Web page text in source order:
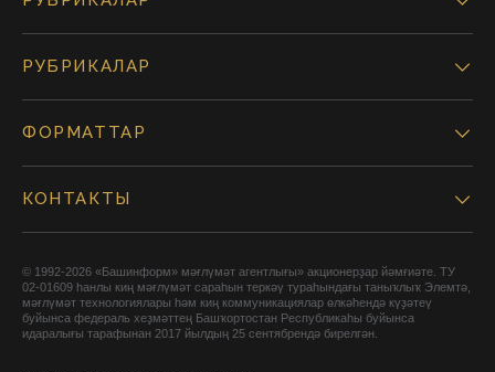
РУБРИКАЛАР
ФОРМАТТАР
КОНТАКТЫ
© 1992-2026 «Башинформ» мәғлүмәт агентлығы» акционерҙар йәмғиәте. ТУ
02-01609 һанлы киң мәғлүмәт сараһын теркәү тураһындағы таныҡлыҡ Элемтә,
мәғлүмәт технологиялары һәм киң коммуникациялар өлкәһендә күҙәтеү
буйынса федераль хеҙмәттең Башҡортостан Республикаһы буйынса
идаралығы тарафынан 2017 йылдың 25 сентябрендә бирелгән.